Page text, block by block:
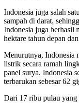
Indonesia juga salah
sampah di darat,
Indonesia juga berhasil
hektare tahun depan
Menurutnya, Indonesia
listrik secara ramah
panel surya. Indonesia
terbarukan sebesar 62
Dari 17 ribu pulau yang